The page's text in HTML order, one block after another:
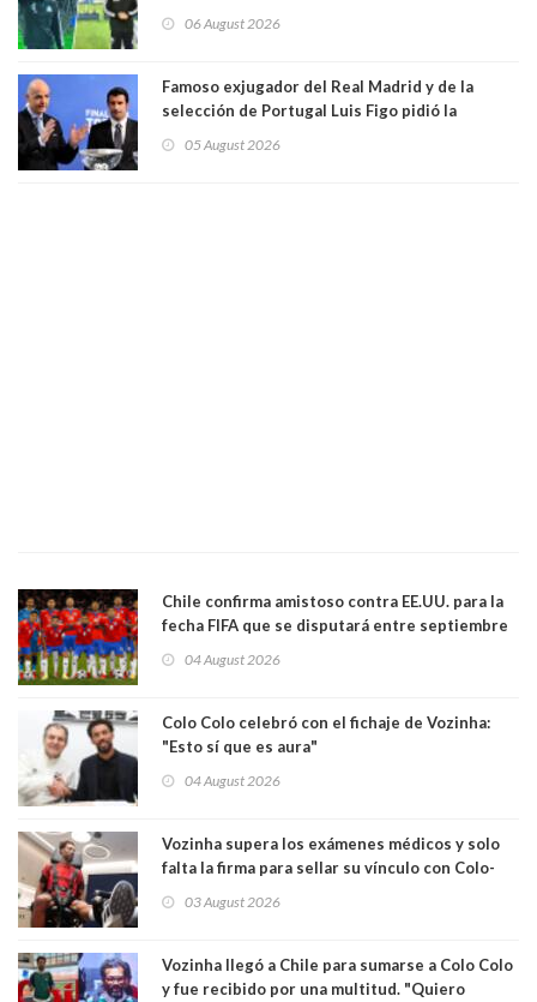
06 August 2026
Famoso exjugador del Real Madrid y de la
selección de Portugal Luis Figo pidió la
comportamiento más bajo y cobarde que he
05 August 2026
Chile confirma amistoso contra EE.UU. para la
fecha FIFA que se disputará entre septiembre
04 August 2026
Colo Colo celebró con el fichaje de Vozinha:
"Esto sí que es aura"
04 August 2026
Vozinha supera los exámenes médicos y solo
falta la firma para sellar su vínculo con Colo-
03 August 2026
Vozinha llegó a Chile para sumarse a Colo Colo
y fue recibido por una multitud. "Quiero